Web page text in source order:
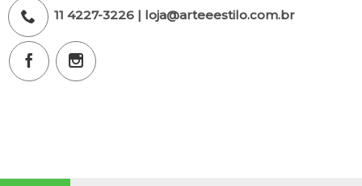
11 4227-3226 | loja@arteeestilo.com.br